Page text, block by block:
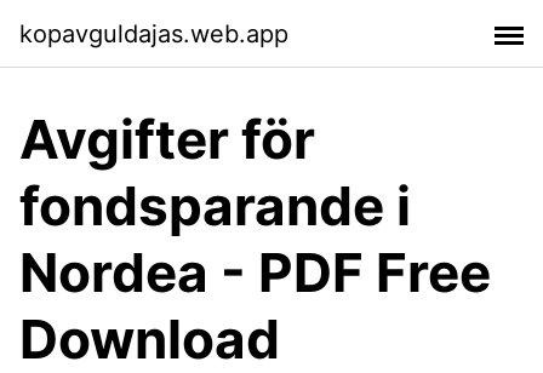
kopavguldajas.web.app
Avgifter för
fondsparande i
Nordea - PDF Free
Download